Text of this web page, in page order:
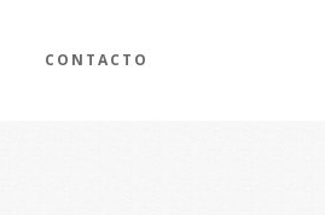
CONTACTO